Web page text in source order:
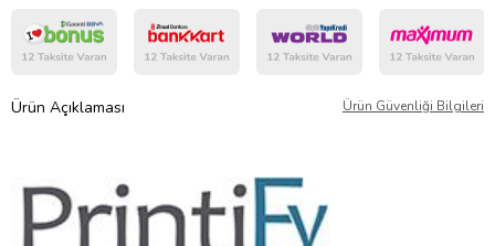
Ürün Açıklaması Ürün Güvenliği Bilgileri